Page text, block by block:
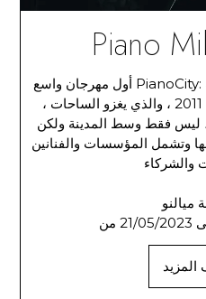
Piano
من 19 إلى 21 مايو ، حان وقت :PianoCity أول مهرجان واسع
االنتشار في ميالنو ، ولد عام 2011 ، والذي يغزو الساحات ،
ليس فقط وسط المدينة ولكن
وتشمل المؤسسات والفنانين
والشركاء
ميالنو